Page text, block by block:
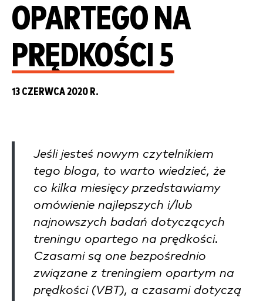
OPARTEGO NA
PRĘDKOŚCI 5
13 CZERWCA 2020 R.
Jeśli jesteś nowym czytelnikiem
tego bloga, to warto wiedzieć, że
co kilka miesięcy przedstawiamy
omówienie najlepszych i/lub
najnowszych badań dotyczących
treningu opartego na prędkości.
Czasami są one bezpośrednio
związane z treningiem opartym na
prędkości (VBT), a czasami dotyczą